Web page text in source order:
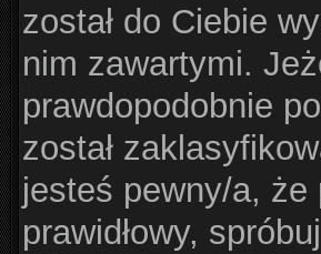
został do Ciebie
nim zawartymi.
prawdopodobnie
został
jesteś pewny/a,
prawidłowy,